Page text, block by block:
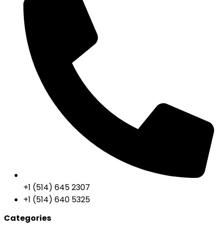
+1 (514) 645 2307
+1 (514) 640 5325
Categories